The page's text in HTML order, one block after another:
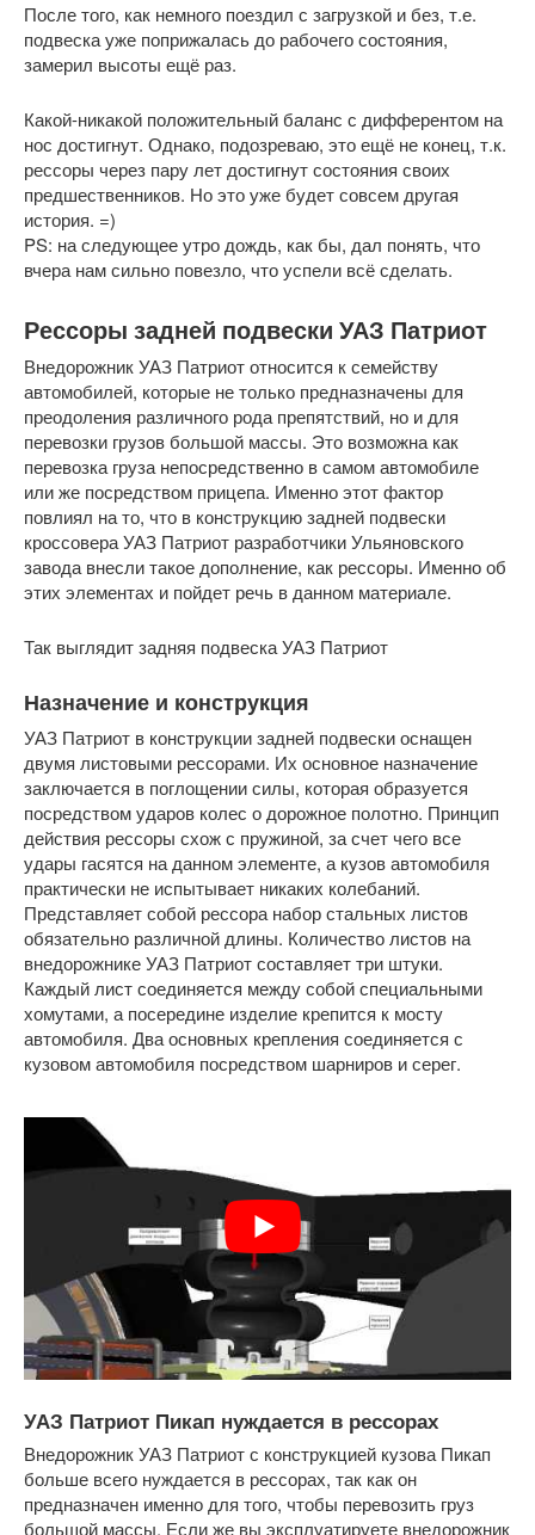
После того, как немного поездил с загрузкой и без, т.е.
подвеска уже поприжалась до рабочего состояния,
замерил высоты ещё раз.
Какой-никакой положительный баланс с дифферентом на
нос достигнут. Однако, подозреваю, это ещё не конец, т.к.
рессоры через пару лет достигнут состояния своих
предшественников. Но это уже будет совсем другая
история. =)
PS: на следующее утро дождь, как бы, дал понять, что
вчера нам сильно повезло, что успели всё сделать.
Рессоры задней подвески УАЗ Патриот
Внедорожник УАЗ Патриот относится к семейству
автомобилей, которые не только предназначены для
преодоления различного рода препятствий, но и для
перевозки грузов большой массы. Это возможна как
перевозка груза непосредственно в самом автомобиле
или же посредством прицепа. Именно этот фактор
повлиял на то, что в конструкцию задней подвески
кроссовера УАЗ Патриот разработчики Ульяновского
завода внесли такое дополнение, как рессоры. Именно об
этих элементах и пойдет речь в данном материале.
Так выглядит задняя подвеска УАЗ Патриот
Назначение и конструкция
УАЗ Патриот в конструкции задней подвески оснащен
двумя листовыми рессорами. Их основное назначение
заключается в поглощении силы, которая образуется
посредством ударов колес о дорожное полотно. Принцип
действия рессоры схож с пружиной, за счет чего все
удары гасятся на данном элементе, а кузов автомобиля
практически не испытывает никаких колебаний.
Представляет собой рессора набор стальных листов
обязательно различной длины. Количество листов на
внедорожнике УАЗ Патриот составляет три штуки.
Каждый лист соединяется между собой специальными
хомутами, а посередине изделие крепится к мосту
автомобиля. Два основных крепления соединяется с
кузовом автомобиля посредством шарниров и серег.
УАЗ Патриот Пикап нуждается в рессорах
Внедорожник УАЗ Патриот с конструкцией кузова Пикап
больше всего нуждается в рессорах, так как он
предназначен именно для того, чтобы перевозить груз
большой массы. Если же вы эксплуатируете внедорожник